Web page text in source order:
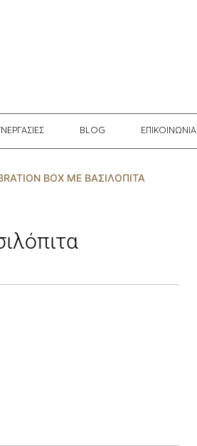
BLOG EΠΙΚΟΙΝΩΝΙΑ
BOX ΜΕ ΒΑΣΙΛΌΠΙΤΑ